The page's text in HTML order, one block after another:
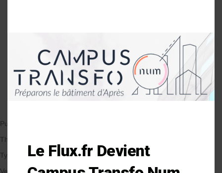
Me prévenir lors d'une réponse à mon
commentaire
Publié le 29/01/2019
Thématique
Types de Bâtiment
Veille et solutions
Le Flux.fr Devient